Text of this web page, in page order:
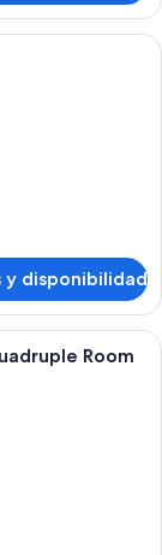
alta calidad, caja
y disponibilidad
alta calidad, caja
Room